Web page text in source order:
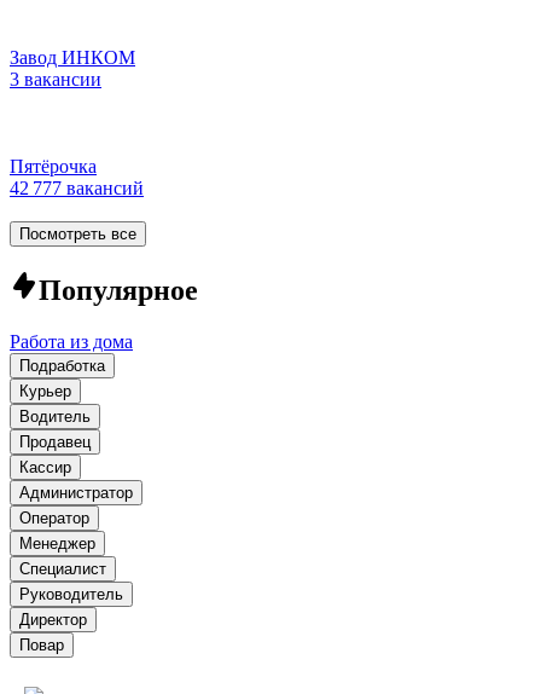
Завод ИНКОМ
3 вакансии
Пятёрочка
42 777 вакансий
Посмотреть все
Популярное
Работа из дома
Подработка
Курьер
Водитель
Продавец
Кассир
Администратор
Оператор
Менеджер
Специалист
Руководитель
Директор
Повар